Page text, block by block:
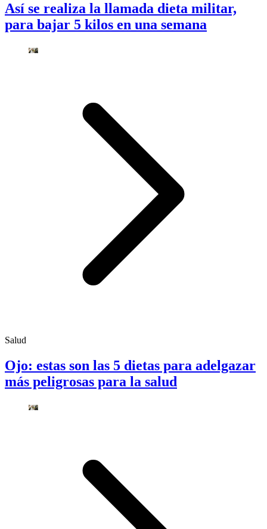
Así se realiza la llamada dieta militar,
para bajar 5 kilos en una semana
Salud
Ojo: estas son las 5 dietas para adelgazar
más peligrosas para la salud